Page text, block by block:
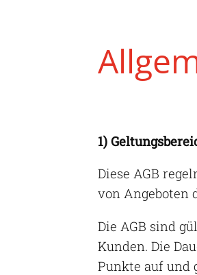
1)
Diese AGB
von Angeboten
Die AGB sind
Kunden. Die
Punkte auf